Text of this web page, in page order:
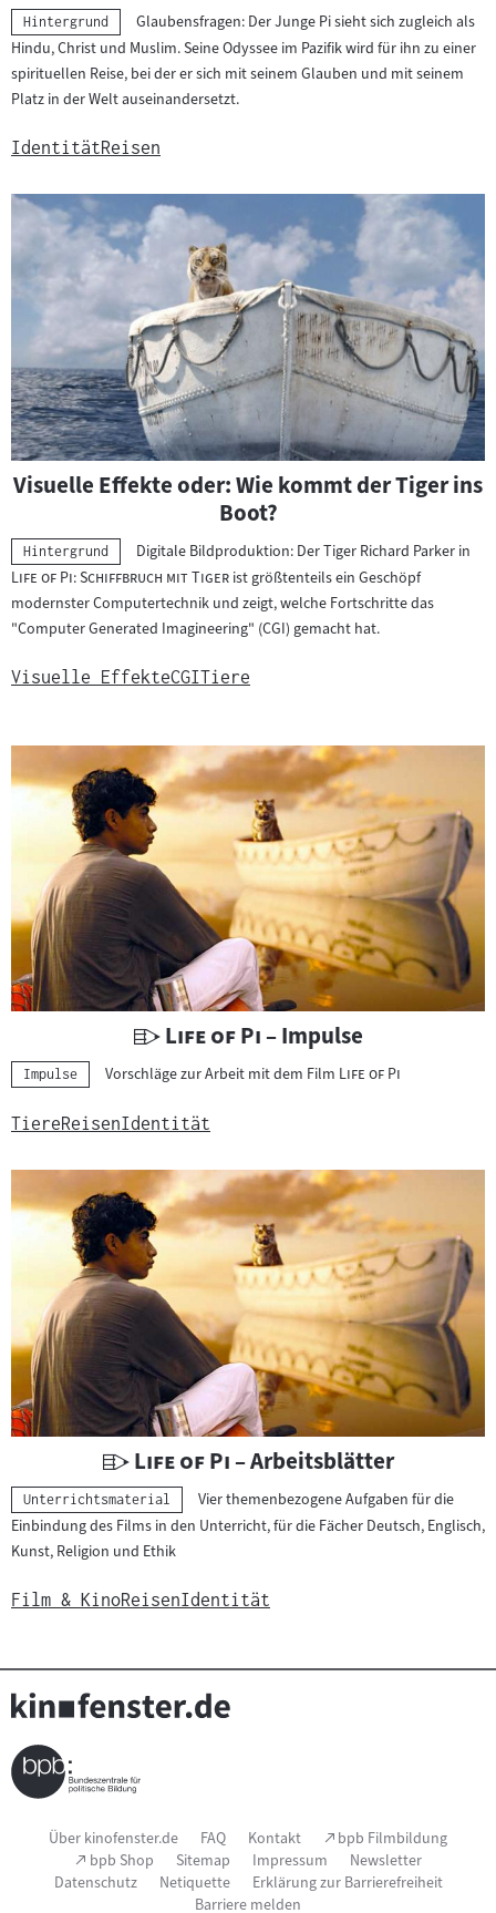
Kategorie:
Hintergrund
Glaubensfragen: Der Junge Pi sieht sich zugleich als
Hindu, Christ und Muslim. Seine Odyssee im Pazifik wird für ihn zu einer
spirituellen Reise, bei der er sich mit seinem Glauben und mit seinem
Platz in der Welt auseinandersetzt.
IdentitätReisen
Visuelle Effekte oder: Wie kommt der Tiger ins
Boot?
Kategorie:
Hintergrund Digitale Bildproduktion: Der Tiger Richard Parker in
Life of Pi: Schiffbruch mit Tiger"ist größtenteils ein Geschöpf
modernster Computertechnik und zeigt, welche Fortschritte das
"Computer Generated Imagineering" (CGI) gemacht hat.
Visuelle EffekteCGITiere
U
t
e
r
i
c
h
t
s
m
a
t
e
r
i
a
l
:
"
Life of Pi"– Impulse
Kategorie:
Impulse Vorschläge zur Arbeit mit dem Film "Life of Pi
TiereReisenIdentität
U
n
t
e
r
h
t
a
e
r
"
Life of Pi"– Arbeitsblätter
Kategorie:
Unterrichtsmaterial
Vier themenbezogene Aufgaben für die
Einbindung des Films in den Unterricht, für die Fächer Deutsch, Englisch,
Kunst, Religion und Ethik
Film & KinoReisenIdentität
Seitenfußnavigation
Über kinofenster.de FAQ Kontakt (Link
öffnet
im
neuen
bpb Filmbildung
(Link
öffnet
im
bpb Shop Sitemap Impressum
Newsletter
Datenschutz
Netiquette
Erklärung zur Barrierefreiheit
Barriere melden